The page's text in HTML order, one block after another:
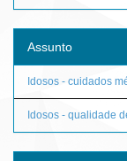
Assunto
Idosos - cuidados
Idosos - qualidade